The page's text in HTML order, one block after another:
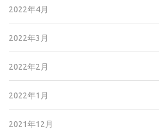
2022年4月
2022年3月
2022年2月
2022年1月
2021年12月